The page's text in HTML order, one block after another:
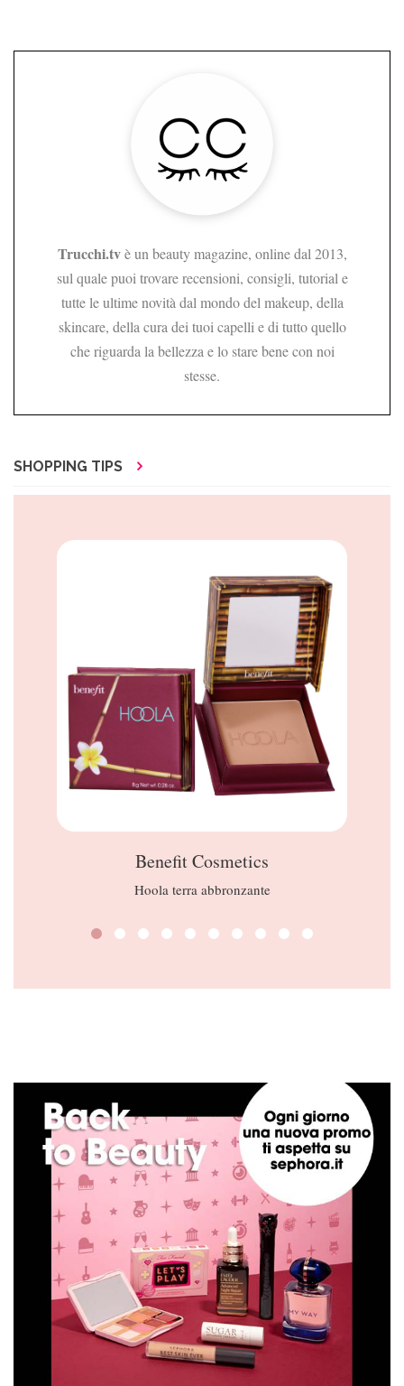
Trucchi.tvè un beauty magazine, online dal 2013,
sul quale puoi trovare recensioni, consigli, tutorial e
tutte le ultime novità dal mondo del makeup, della
skincare, della cura dei tuoi capelli e di tutto quello
che riguarda la bellezza e lo stare bene con noi
stesse.
SHOPPING TIPS
Benefit Cosmetics
Hoola terra abbronzante